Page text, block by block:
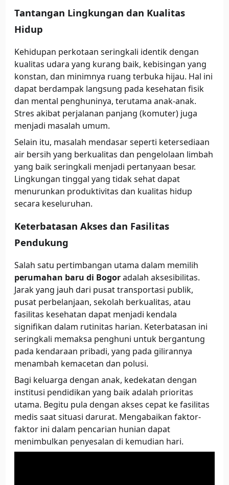
Tantangan Lingkungan dan Kualitas
Hidup
Kehidupan perkotaan seringkali identik dengan
kualitas udara yang kurang baik, kebisingan yang
konstan, dan minimnya ruang terbuka hijau. Hal ini
dapat berdampak langsung pada kesehatan fisik
dan mental penghuninya, terutama anak-anak.
Stres akibat perjalanan panjang (komuter) juga
menjadi masalah umum.
Selain itu, masalah mendasar seperti ketersediaan
air bersih yang berkualitas dan pengelolaan limbah
yang baik seringkali menjadi pertanyaan besar.
Lingkungan tinggal yang tidak sehat dapat
menurunkan produktivitas dan kualitas hidup
secara keseluruhan.
Keterbatasan Akses dan Fasilitas
Pendukung
Salah satu pertimbangan utama dalam memilih
perumahan baru di Bogoradalah aksesibilitas.
Jarak yang jauh dari pusat transportasi publik,
pusat perbelanjaan, sekolah berkualitas, atau
fasilitas kesehatan dapat menjadi kendala
signifikan dalam rutinitas harian. Keterbatasan ini
seringkali memaksa penghuni untuk bergantung
pada kendaraan pribadi, yang pada gilirannya
menambah kemacetan dan polusi.
Bagi keluarga dengan anak, kedekatan dengan
institusi pendidikan yang baik adalah prioritas
utama. Begitu pula dengan akses cepat ke fasilitas
medis saat situasi darurat. Mengabaikan faktor-
faktor ini dalam pencarian hunian dapat
menimbulkan penyesalan di kemudian hari.